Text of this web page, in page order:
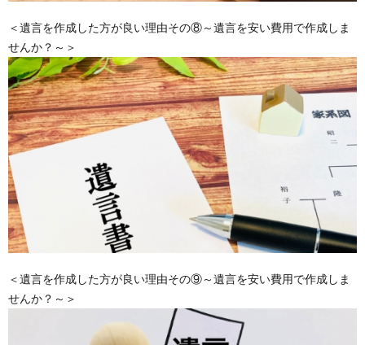
＜遺言を作成した方が良い理由その⑧～遺言を安い費用で作成しま
せんか？～＞
＜遺言を作成した方が良い理由その⑨～遺言を安い費用で作成しま
せんか？～＞